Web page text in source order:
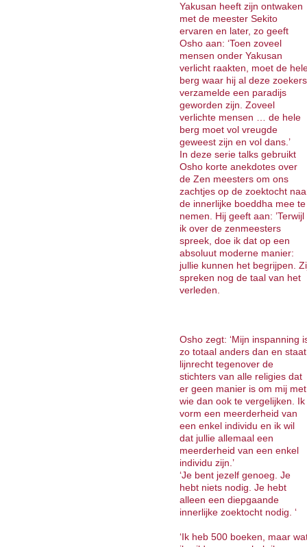
Yakusan heeft zijn ontwaken
met de meester Sekito
ervaren en later, zo geeft
Osho aan: ‘Toen zoveel
mensen onder Yakusan
verlicht raakten, moet de
berg waar hij al deze zoekers
verzamelde een paradijs
geworden zijn. Zoveel
verlichte mensen … de hele
berg moet vol vreugde
geweest zijn en vol dans.’
In deze serie talks gebruikt
Osho korte anekdotes over
de Zen meesters om ons
zachtjes op de zoektocht
de innerlijke boeddha mee te
nemen. Hij geeft aan: ’Terwijl
ik over de zenmeesters
spreek, doe ik dat op een
absoluut moderne manier:
jullie kunnen het begrijpen.
spreken nog de taal van het
verleden.
Osho zegt: ‘Mijn inspanning
zo totaal anders dan en staat
lijnrecht tegenover de
stichters van alle religies dat
er geen manier is om mij met
wie dan ook te vergelijken. Ik
vorm een meerderheid van
een enkel individu en ik wil
dat jullie allemaal een
meerderheid van een enkel
individu zijn.’
‘Je bent jezelf genoeg. Je
hebt niets nodig. Je hebt
alleen een diepgaande
innerlijke zoektocht nodig. ‘
‘Ik heb 500 boeken, maar